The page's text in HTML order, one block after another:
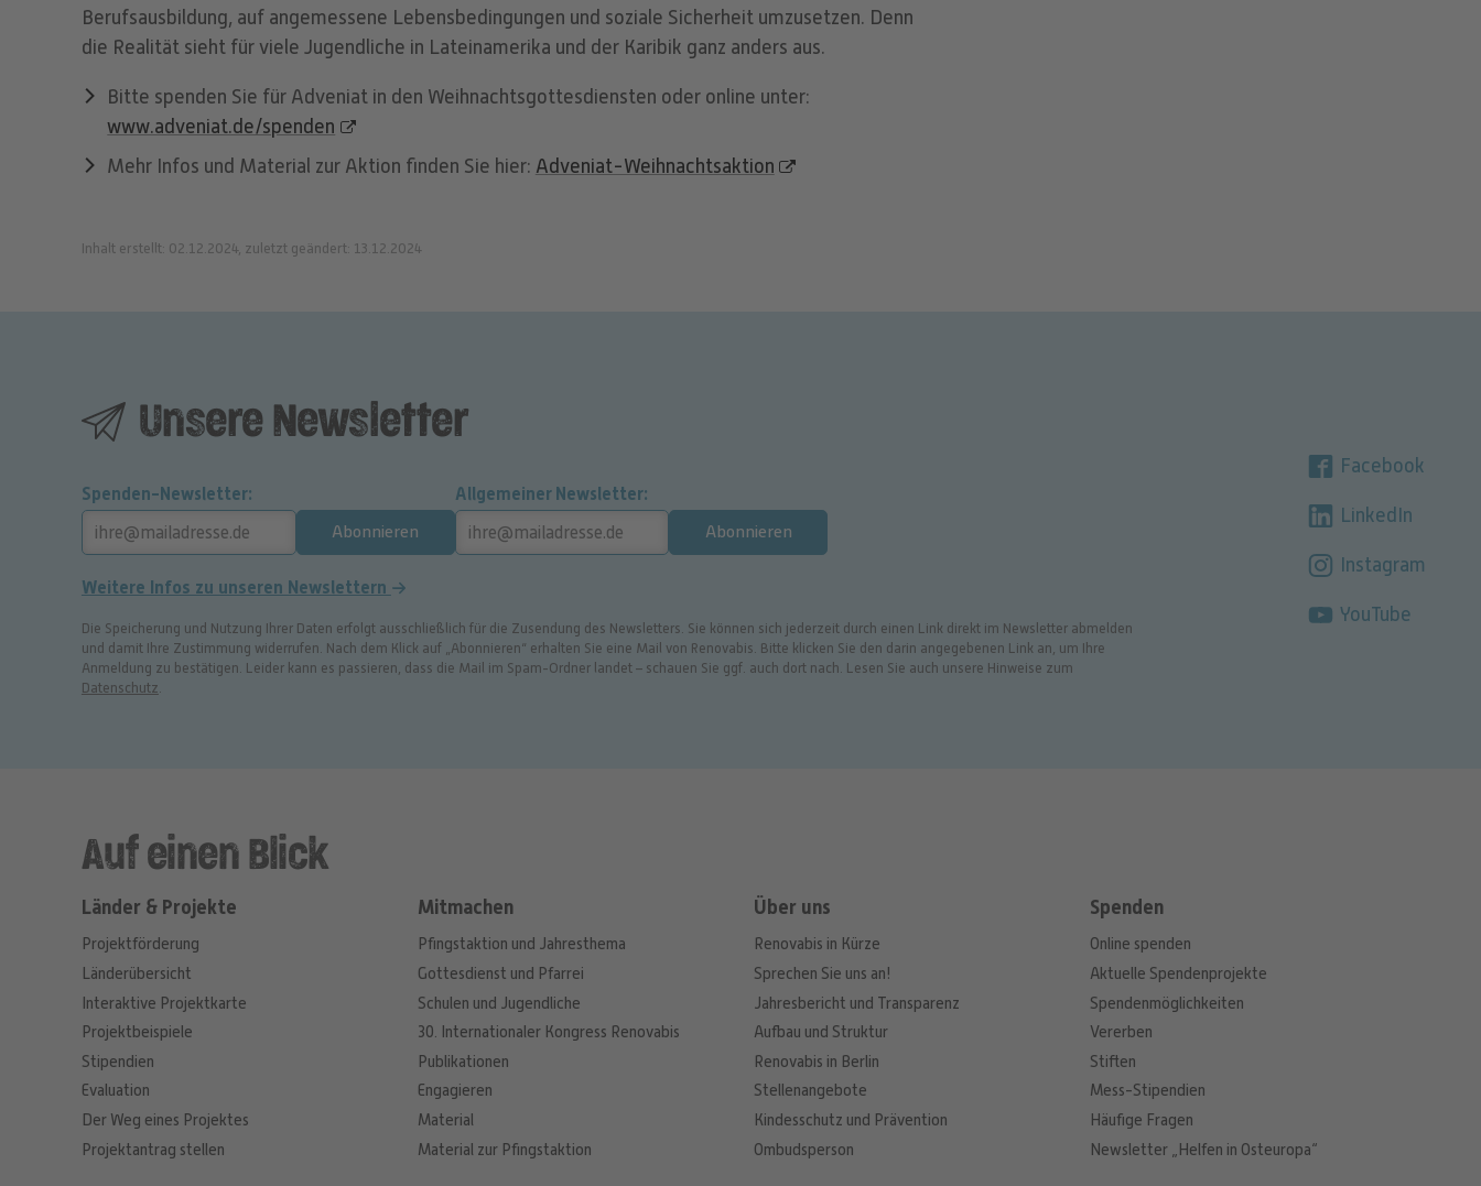
Berufsausbildung, auf angemessene Lebensbedingungen und soziale Sicherheit umzusetzen. Denn
die Realität sieht für viele Jugendliche in Lateinamerika und der Karibik ganz anders aus.
Bitte spenden Sie für Adveniat in den Weihnachtsgottesdiensten oder online unter:
www.adveniat.de/spenden
Mehr Infos und Material zur Aktion finden Sie hier: Adveniat-Weihnachtsaktion
Inhalt erstellt: 02.12.2024, zuletzt geändert: 13.12.2024
Unsere Newsletter
Spenden-Newsletter
Abonnieren
Allgemeiner Newsletter
Abonnieren
Weitere Infos zu unseren Newslettern
Die Speicherung und Nutzung Ihrer Daten erfolgt ausschließlich für die Zusendung des Newsletters. Sie können sich jederzeit durch einen Link direkt im Newsletter abmelden
und damit Ihre Zustimmung widerrufen. Nach dem Klick auf „Abonnieren“ erhalten Sie eine Mail von Renovabis. Bitte klicken Sie den darin angegebenen Link an, um Ihre
Anmeldung zu bestätigen. Leider kann es passieren, dass die Mail im Spam-Ordner landet – schauen Sie ggf. auch dort nach. Lesen Sie auch unsere Hinweise zum
Datenschutz.
Facebook
LinkedIn
Instagram
YouTube
Auf einen Blick
Länder & Projekte
Projektförderung
Länderübersicht
Interaktive Projektkarte
Projektbeispiele
Stipendien
Evaluation
Der Weg eines Projektes
Projektantrag stellen
Mitmachen
Pfingstaktion und Jahresthema
Gottesdienst und Pfarrei
Schulen und Jugendliche
30. Internationaler Kongress Renovabis
Publikationen
Engagieren
Material
Material zur Pfingstaktion
Über uns
Renovabis in Kürze
Sprechen Sie uns an!
Jahresbericht und Transparenz
Aufbau und Struktur
Renovabis in Berlin
Stellenangebote
Kindesschutz und Prävention
Ombudsperson
Spenden
Online spenden
Aktuelle Spendenprojekte
Spendenmöglichkeiten
Vererben
Stiften
Mess-Stipendien
Häufige Fragen
Newsletter „Helfen in Osteuropa“